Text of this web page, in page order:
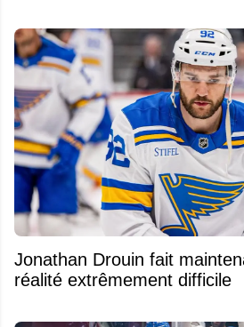
Jonathan Drouin fait
réalité extrêmement difficile